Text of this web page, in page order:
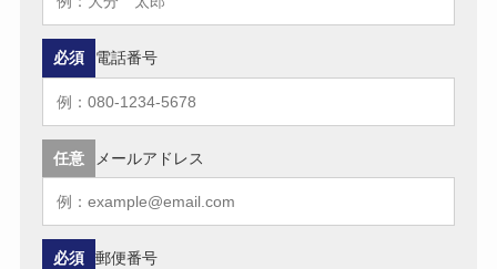
電話番号
必須
メールアドレス
任意
郵便番号
必須